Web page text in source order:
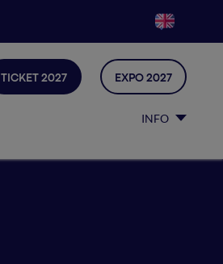
INFO
TICKET 2027 EXPO 2027